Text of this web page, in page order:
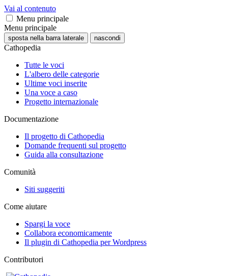
Vai al contenuto
Menu principale
Menu principale
sposta nella barra laterale nascondi
Cathopedia
Tutte le voci
L'albero delle categorie
Ultime voci inserite
Una voce a caso
Progetto internazionale
Documentazione
Il progetto di Cathopedia
Domande frequenti sul progetto
Guida alla consultazione
Comunità
Siti suggeriti
Come aiutare
Spargi la voce
Collabora economicamente
Il plugin di Cathopedia per Wordpress
Contributori